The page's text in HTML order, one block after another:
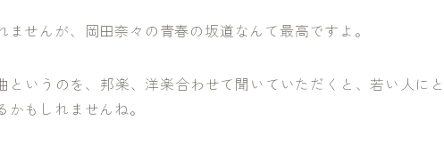
せんが、岡田奈々の青春の坂道なんて最高ですよ。
というのを、邦楽、洋楽合わせて聞いていただくと、若い人にと
もしれませんね。